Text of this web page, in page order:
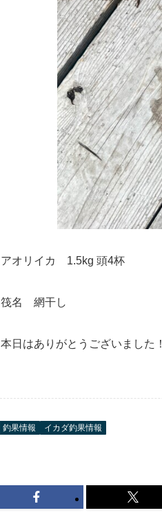
アオリイカ 1.5kg 頭4杯
筏名 網干し
本日はありがとうございました！
釣果情報 イカダ釣果情報